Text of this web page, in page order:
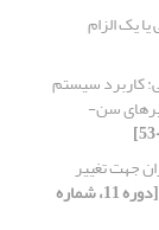
یک الزام
کاربرد سیستم
سن-
جهت تغییر
[دوره 11، شماره